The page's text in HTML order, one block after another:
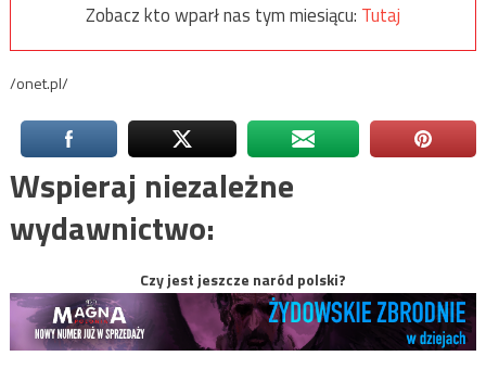
Zobacz kto wparł nas tym miesiącu: Tutaj
/onet.pl/
Wspieraj niezależne
wydawnictwo:
Czy jest jeszcze naród polski?